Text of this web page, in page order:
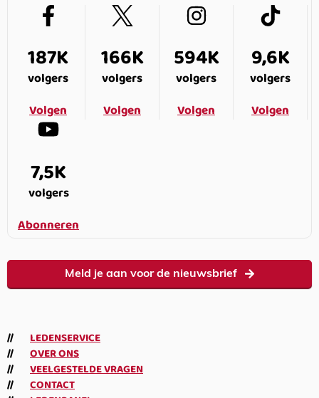
187K
volgers
Volgen
166K
volgers
Volgen
594K
volgers
Volgen
9,6K
volgers
Volgen
7,5K
volgers
Abonneren
Meld je aan voor de nieuwsbrief
LEDENSERVICE
OVER ONS
VEELGESTELDE VRAGEN
CONTACT